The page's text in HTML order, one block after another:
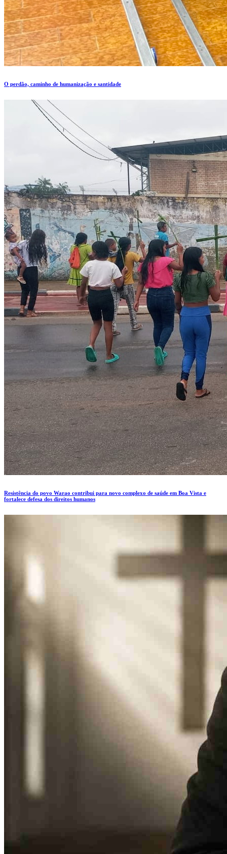
O perdão, caminho de humanização e santidade
Resistência do povo Warao contribui para novo complexo de saúde em Boa Vista e
fortalece defesa dos direitos humanos